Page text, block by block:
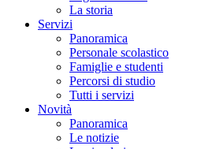
La storia
Servizi
Panoramica
Personale scolastico
Famiglie e studenti
Percorsi di studio
Tutti i servizi
Novità
Panoramica
Le notizie